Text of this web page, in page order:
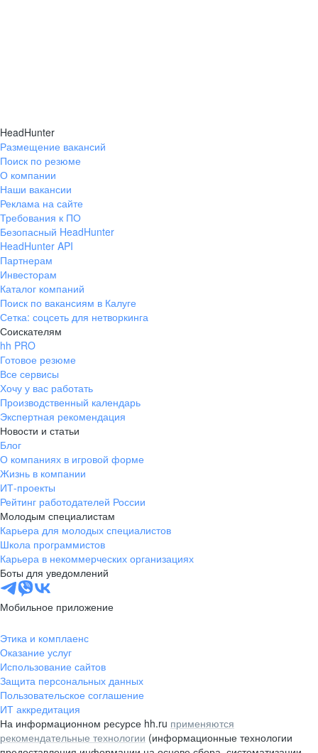
HeadHunter
Размещение вакансий
Поиск по резюме
О компании
Наши вакансии
Реклама на сайте
Требования к ПО
Безопасный HeadHunter
HeadHunter API
Партнерам
Инвесторам
Каталог компаний
Поиск по вакансиям в Калуге
Сетка: соцсеть для нетворкинга
Соискателям
hh PRO
Готовое резюме
Все сервисы
Хочу у вас работать
Производственный календарь
Экспертная рекомендация
Новости и статьи
Блог
О компаниях в игровой форме
Жизнь в компании
ИТ-проекты
Рейтинг работодателей России
Молодым специалистам
Карьера для молодых специалистов
Школа программистов
Карьера в некоммерческих организациях
Боты для уведомлений
Мобильное приложение
Этика и комплаенс
Оказание услуг
Использование сайтов
Защита персональных данных
Пользовательское соглашение
ИТ аккредитация
На информационном ресурсе hh.ru применяются
рекомендательные технологии (информационные технологии